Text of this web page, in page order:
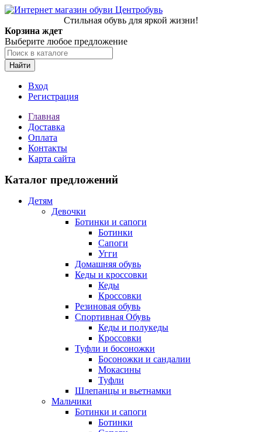
Стильная обувь для яркой жизни!
Корзина ждет
Выберите любое предложение
Найти
Вход
Регистрация
Главная
Доставка
Оплата
Контакты
Карта сайта
Каталог предложений
Детям
Девочки
Ботинки и сапоги
Ботинки
Сапоги
Угги
Домашняя обувь
Кеды и кроссовки
Кеды
Кроссовки
Резиновая обувь
Спортивная Обувь
Кеды и полукеды
Кроссовки
Туфли и босоножки
Босоножки и сандалии
Мокасины
Туфли
Шлепанцы и вьетнамки
Мальчики
Ботинки и сапоги
Ботинки